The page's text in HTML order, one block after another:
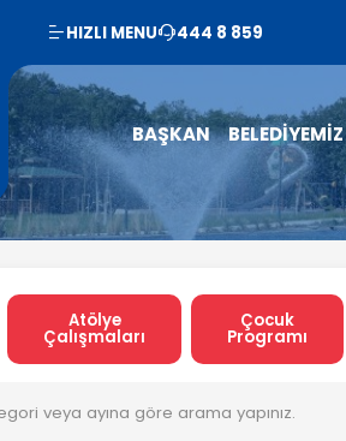
HIZLI MENU 444 8 859
BAŞKAN BELEDİYEMİZ
Atölye
Çalışmaları
Çocuk
Programı